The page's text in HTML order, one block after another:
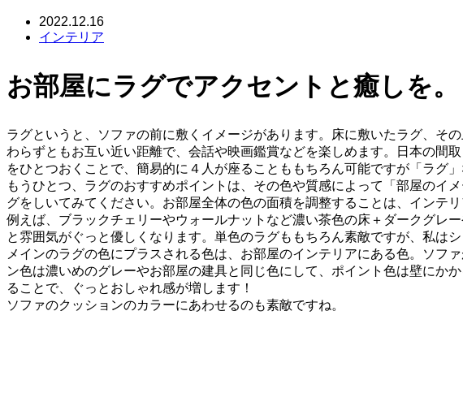
2022.12.16
インテリア
お部屋にラグでアクセントと癒しを。
ラグというと、ソファの前に敷くイメージがあります。床に敷いたラグ、そ
わらずともお互い近い距離で、会話や映画鑑賞などを楽しめます。日本の間
をひとつおくことで、簡易的に４人が座ることももちろん可能ですが「ラグ
もうひとつ、ラグのおすすめポイントは、その色や質感によって「部屋のイ
グをしいてみてください。お部屋全体の色の面積を調整することは、インテ
例えば、ブラックチェリーやウォールナットなど濃い茶色の床＋ダークグレ
と雰囲気がぐっと優しくなります。単色のラグももちろん素敵ですが、私は
メインのラグの色にプラスされる色は、お部屋のインテリアにある色。ソフ
ン色は濃いめのグレーやお部屋の建具と同じ色にして、ポイント色は壁にか
ることで、ぐっとおしゃれ感が増します！
ソファのクッションのカラーにあわせるのも素敵ですね。